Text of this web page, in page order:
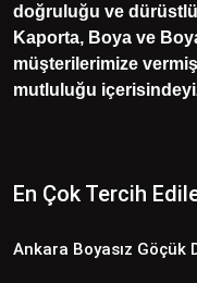
doğruluğu ve
Kaporta, Boya ve
müşterilerimize
mutluluğu
En Çok Tercih
Ankara Boyasız Göçük